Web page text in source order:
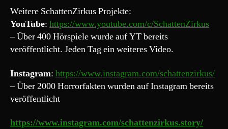
Weitere SchattenZirkus Projekte:
YouTube: https://www.youtube.com/c/SchattenZirkus
– Über 400 Hörspiele wurde auf YT bereits
veröffentlicht. Jeden Tag ein weiteres Video.
Instagram: https://www.instagram.com/schattenzirkus/
– Über 2000 Horrorfakten wurden auf Instagram bereits
veröffentlicht
https://www.instagram.com/schattenzirkus.story/